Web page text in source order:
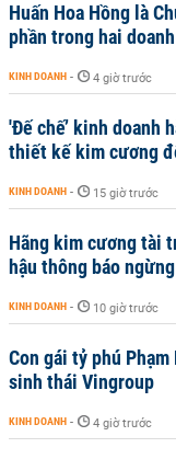
Huấn Hoa Hồng là
phần trong hai
KINH DOANH - 4 giờ trước
'Đế chế’ kinh doanh
thiết kế kim cương
KINH DOANH - 15 giờ trước
Hãng kim cương tài
hậu thông báo
KINH DOANH - 10 giờ trước
Con gái tỷ phú
sinh thái Vingroup
KINH DOANH - 4 giờ trước